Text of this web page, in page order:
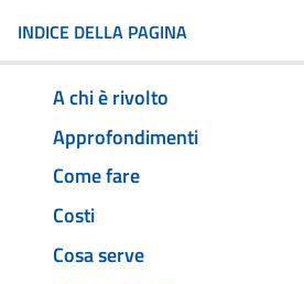
INDICE DELLA PAGINA
A chi è rivolto
Approfondimenti
Come fare
Costi
Cosa serve